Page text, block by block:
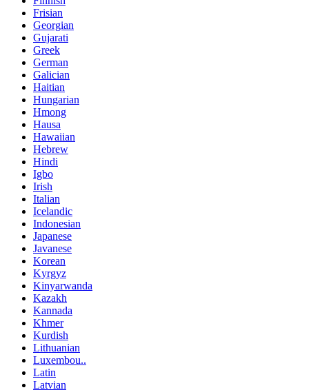
Frisian
Georgian
Gujarati
Greek
German
Galician
Haitian
Hungarian
Hmong
Hausa
Hawaiian
Hebrew
Hindi
Igbo
Irish
Italian
Icelandic
Indonesian
Japanese
Javanese
Korean
Kyrgyz
Kinyarwanda
Kazakh
Kannada
Khmer
Kurdish
Lithuanian
Luxembou..
Latin
Latvian